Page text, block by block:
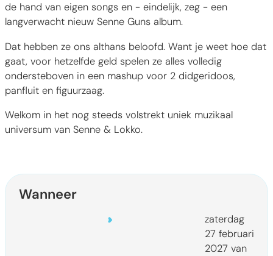
de hand van eigen songs en - eindelijk, zeg - een
langverwacht nieuw Senne Guns album.
Dat hebben ze ons althans beloofd. Want je weet hoe dat
gaat, voor hetzelfde geld spelen ze alles volledig
ondersteboven in een mashup voor 2 didgeridoos,
panfluit en figuurzaag.
Welkom in het nog steeds volstrekt uniek muzikaal
universum van Senne & Lokko.
Wanneer
zaterdag
27 februari
2027 van